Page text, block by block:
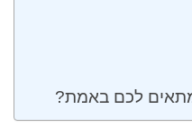
לכם באמת?